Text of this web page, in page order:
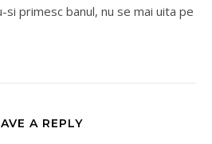
si primesc banul, nu se mai uita pe
A REPLY